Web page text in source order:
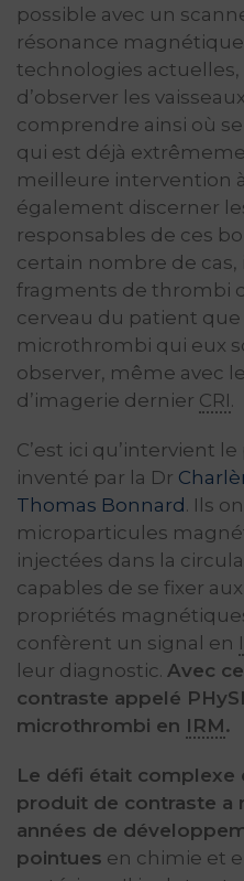
possible avec un
résonance
technologies actuelles,
d’observer les
comprendre ainsi où
qui est déjà
meilleure intervention
également discerner
responsables de ces
certain nombre de cas,
fragments de thrombi
cerveau du patient que
microthrombi qui eux
observer, même avec
d’imagerie dernier CRI.
C’est ici qu’intervient
inventé par la Dr
Thomas Bonnard . Ils
microparticules
injectées dans la
capables de se fixer
propriétés
confèrent un signal en
leur diagnostic. Avec
contraste appelé
microthrombi en IRM.
Le défi était complexe
produit de contraste a
années de
pointues en chimie et